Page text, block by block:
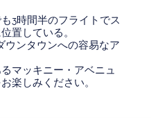
3時間半のフライトでス
置している。
ウンタウンへの容易なア
マッキニー・アベニュ
楽しみください。